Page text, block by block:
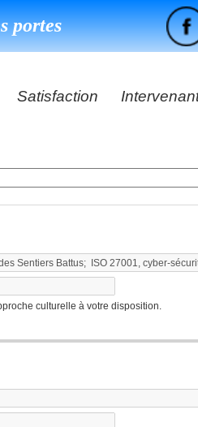
portes
Satisfaction
Témoignages
culturelle à votre disposition.